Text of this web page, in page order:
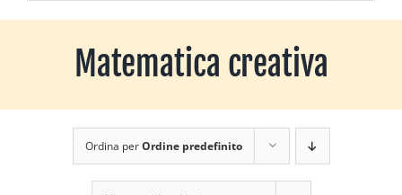
Matematica creativa
Ordina perOrdine predefinito